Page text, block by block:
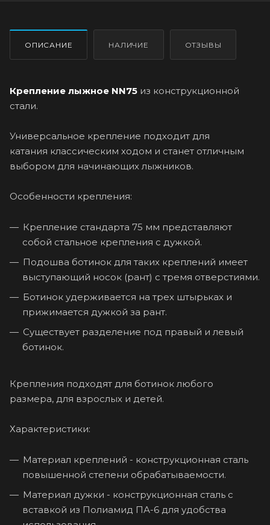
ОПИСАНИЕ НАЛИЧИЕ ОТЗЫВЫ
Крепление лыжное NN75 из конструкционной
стали.
Универсальное крепление подходит для
катания классическим ходом и станет отличным
выбором для начинающих лыжников.
Особенности крепления:
Крепление стандарта 75 мм представляют
собой стальное крепления с дужкой.
Подошва ботинок для таких креплений имеет
выступающий носок (рант) с тремя отверстиями.
Ботинок удерживается на трех штырьках и
прижимается дужкой за рант.
Существует разделение под правый и левый
ботинок.
Крепления подходят для ботинок любого
размера, для взрослых и детей.
Характеристики:
Материал креплений - конструкционная сталь
повышенной степени обрабатываемости.
Материал дужки - конструкционная сталь с
вставкой из Полиамид ПА-6 для удобства